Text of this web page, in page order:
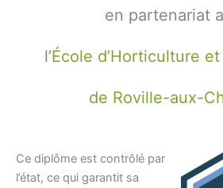
en partenariat
l’École d’Horticulture
de Roville-aux-
Ce diplôme est contrôlé par
l’état, ce qui garantit sa